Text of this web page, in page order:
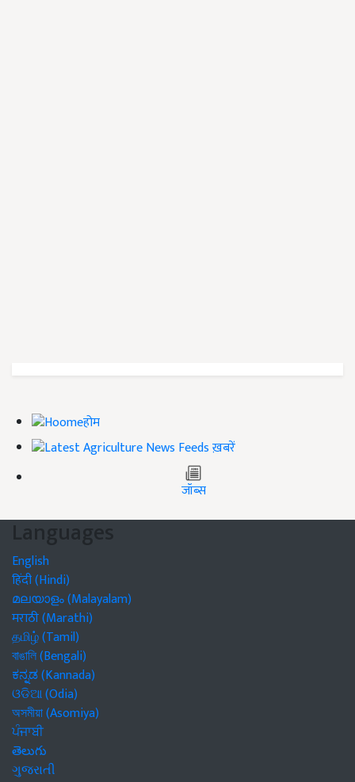
होम
ख़बरें
जॉब्स
Languages
English
हिंदी (Hindi)
മലയാളം (Malayalam)
मराठी (Marathi)
தமிழ் (Tamil)
বাঙালি (Bengali)
ಕನ್ನಡ (Kannada)
ଓଡିଆ (Odia)
অসমীয়া (Asomiya)
ਪੰਜਾਬੀ
తెలుగు
ગુજરાતી